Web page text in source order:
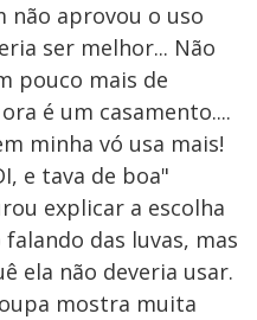
não aprovou o uso
ser melhor... Não
pouco mais de
é um casamento....
minha vó usa mais!
e tava de boa"
explicar a escolha
das luvas, mas
ela não deveria usar.
mostra muita